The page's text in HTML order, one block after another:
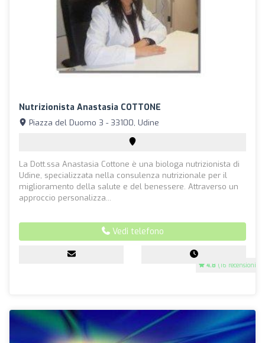
Nutrizionista Anastasia COTTONE
4.8 (16 recensioni)
Piazza del Duomo 3 - 33100, Udine
La Dott.ssa Anastasia Cottone è una biologa nutrizionista di
Udine, specializzata nella consulenza nutrizionale per il
miglioramento della salute e del benessere. Attraverso un
approccio personalizza...
Vedi telefono